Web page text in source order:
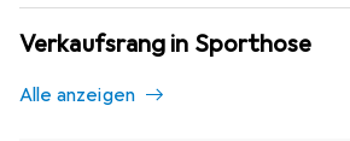
Verkaufsrang in Sporthose
Alle anzeigen